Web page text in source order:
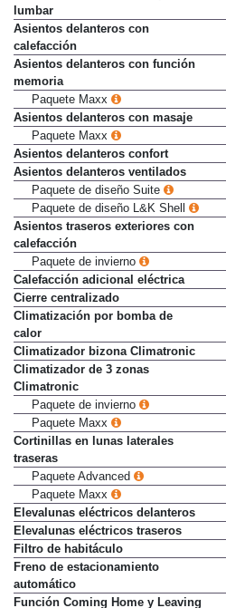
Asientos delanteros con ajuste
lumbar
Asientos delanteros con
calefacción
Asientos delanteros con función
memoria
Paquete Maxx
Asientos delanteros con masaje
Paquete Maxx
Asientos delanteros confort
Asientos delanteros ventilados
Paquete de diseño Suite
Paquete de diseño L&K Shell
Asientos traseros exteriores con
calefacción
Paquete de invierno
Calefacción adicional eléctrica
Cierre centralizado
Climatización por bomba de
calor
Climatizador bizona Climatronic
Climatizador de 3 zonas
Climatronic
Paquete de invierno
Paquete Maxx
Cortinillas en lunas laterales
traseras
Paquete Advanced
Paquete Maxx
Elevalunas eléctricos delanteros
Elevalunas eléctricos traseros
Filtro de habitáculo
Freno de estacionamiento
automático